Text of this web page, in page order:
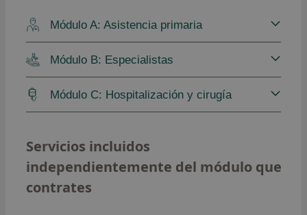
Módulo A: Asistencia primaria
Módulo B: Especialistas
Módulo C: Hospitalización y cirugía
Servicios incluidos
independientemente del módulo que
contrates